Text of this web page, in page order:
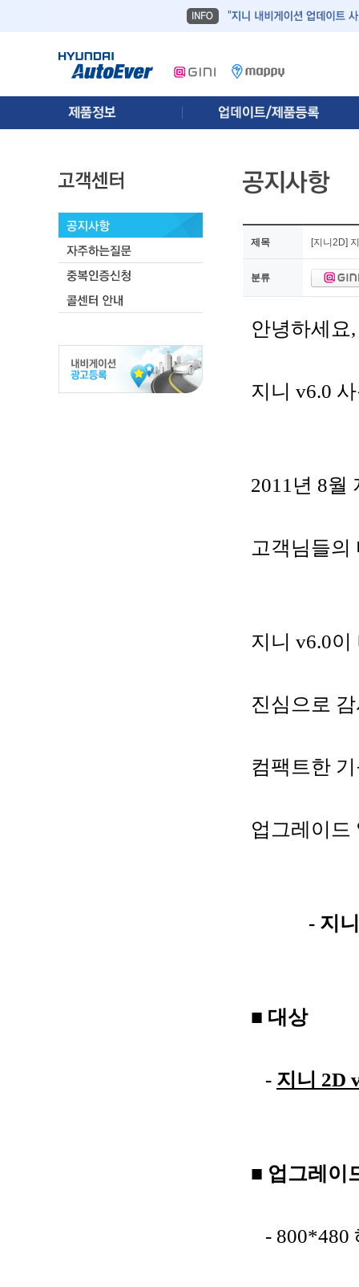
제목 [지니2D]
분류
안녕하세요
지니 v6.0
2011년 8월
고객님들의
지니 v6.0
진심으로
컴팩트한
업그레이드
- 지니
■ 대상
- 지니 2D
■ 업그레이
- 800*480